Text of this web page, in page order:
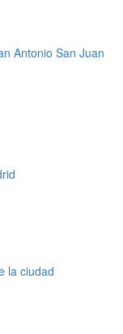
Antonio San Juan
la ciudad